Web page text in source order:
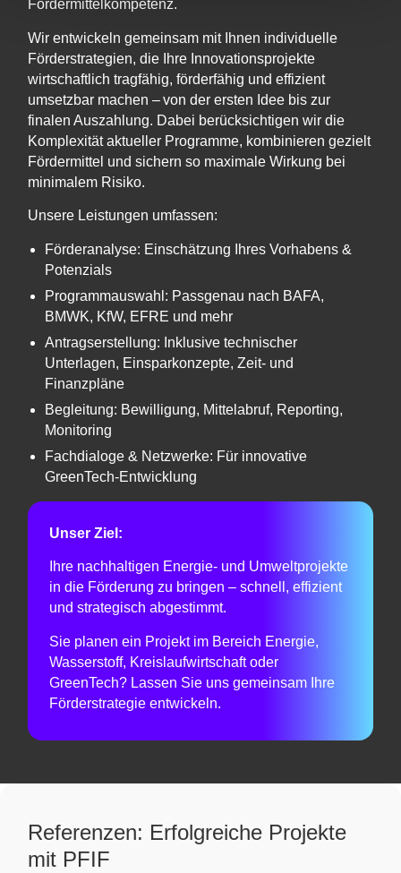
Fördermittelkompetenz.
Wir entwickeln gemeinsam mit Ihnen individuelle
Förderstrategien, die Ihre Innovationsprojekte
wirtschaftlich tragfähig, förderfähig und effizient
umsetzbar machen – von der ersten Idee bis zur
finalen Auszahlung. Dabei berücksichtigen wir die
Komplexität aktueller Programme, kombinieren gezielt
Fördermittel und sichern so maximale Wirkung bei
minimalem Risiko.
Unsere Leistungen umfassen:
Förderanalyse: Einschätzung Ihres Vorhabens &
Potenzials
Programmauswahl: Passgenau nach BAFA,
BMWK, KfW, EFRE und mehr
Antragserstellung: Inklusive technischer
Unterlagen, Einsparkonzepte, Zeit- und
Finanzpläne
Begleitung: Bewilligung, Mittelabruf, Reporting,
Monitoring
Fachdialoge & Netzwerke: Für innovative
GreenTech-Entwicklung
Unser Ziel:
Ihre nachhaltigen Energie- und Umweltprojekte
in die Förderung zu bringen – schnell, effizient
und strategisch abgestimmt.
Sie planen ein Projekt im Bereich Energie,
Wasserstoff, Kreislaufwirtschaft oder
GreenTech? Lassen Sie uns gemeinsam Ihre
Förderstrategie entwickeln.
Referenzen: Erfolgreiche Projekte
mit PFIF